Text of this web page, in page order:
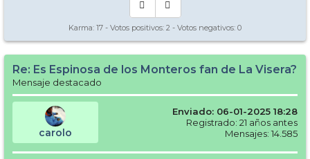
Karma: 17 - Votos positivos: 2 - Votos negativos: 0
Re: Es Espinosa de los Monteros fan de La Visera?
Mensaje destacado
carolo
Enviado: 06-01-2025 18:28
Registrado: 21 años antes
Mensajes: 14.585